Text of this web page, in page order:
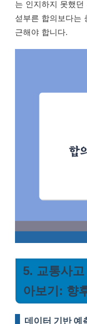
는 인지하지 못했
섣부른 합의보다는
근해야 합니다.
5. 교통사
아보기: 향
데이터 기반 예